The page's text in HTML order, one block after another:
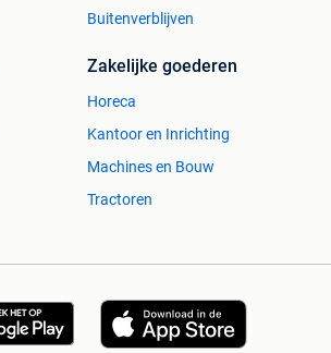
Buitenverblijven
Zakelijke goederen
Horeca
Kantoor en Inrichting
Machines en Bouw
Tractoren